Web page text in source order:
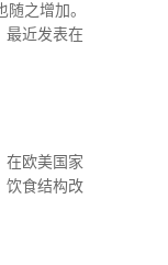
之增加。
最近发表在
在欧美国家
饮食结构改